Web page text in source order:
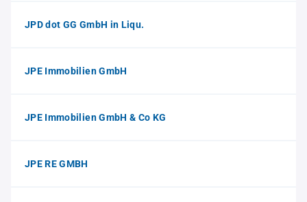
JPD dot GG GmbH in Liqu.
JPE Immobilien GmbH
JPE Immobilien GmbH & Co KG
JPE RE GMBH